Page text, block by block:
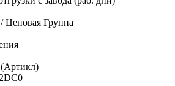
Ценовая Группа